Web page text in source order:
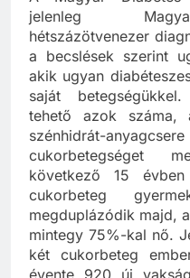
A Magyar
jelenleg
hétszázötvenezer
a becslések szerint
akik ugyan
saját
tehető azok száma,
szénhidrát-
cukorbetegséget
következő 15
cukorbeteg
megduplázódik majd,
mintegy 75%-kal nő.
két cukorbeteg